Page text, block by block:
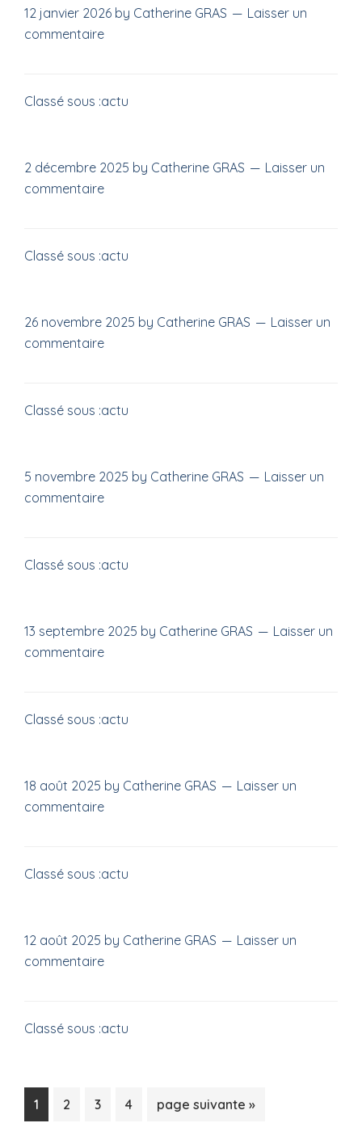
12 janvier 2026 by Catherine GRAS
Laisser un
commentaire
Classé sous :actu
2 décembre 2025 by Catherine GRAS
Laisser un
commentaire
Classé sous :actu
26 novembre 2025 by Catherine GRAS
Laisser un
commentaire
Classé sous :actu
5 novembre 2025 by Catherine GRAS
Laisser un
commentaire
Classé sous :actu
13 septembre 2025 by Catherine GRAS
Laisser un
commentaire
Classé sous :actu
18 août 2025 by Catherine GRAS
Laisser un
commentaire
Classé sous :actu
12 août 2025 by Catherine GRAS
Laisser un
commentaire
Classé sous :actu
Page
1 Page
2 Page
3 Page
4
Aller
page suivante »